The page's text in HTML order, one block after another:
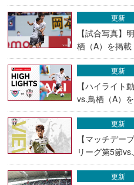
【試合写真】
栖（A）を掲載
更新
【ハイライト
vs.鳥栖（A）
更新
【マッチデー
リーグ第5節
更新
更新